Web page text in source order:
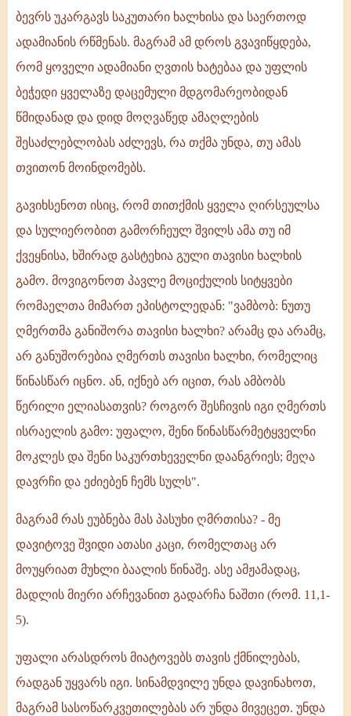
ბევრს უკარგავს საკუთარი ხალხისა და საერთოდ
ადამიანის რწმენას. მაგრამ ამ დროს გვავიწყდება,
რომ ყოველი ადამიანი ღვთის ხატებაა და უფლის
ბეჭედი ყველაზე დაცემული მდგომარეობიდან
წმიდანად და დიდ მოღვაწედ ამაღლების
შესაძლებლობას აძლევს, რა თქმა უნდა, თუ ამას
თვითონ მოინდომებს.
გავიხსენოთ ისიც, რომ თითქმის ყველა ღირსეულსა
და სულიერობით გამორჩეულ შვილს ამა თუ იმ
ქვეყნისა, ხშირად გასტეხია გული თავისი ხალხის
გამო. მოვიგონოთ პავლე მოციქულის სიტყვები
რომაელთა მიმართ ეპისტოლედან: "ვამბობ: ნუთუ
ღმერთმა განიშორა თავისი ხალხი? არამც და არამც,
არ განუშორებია ღმერთს თავისი ხალხი, რომელიც
წინასწარ იცნო. ან, იქნებ არ იცით, რას ამბობს
წერილი ელიასათვის? როგორ შესჩივის იგი ღმერთს
ისრაელის გამო: უფალო, შენი წინასწარმეტყველნი
მოკლეს და შენი საკურთხეველნი დაანგრიეს; მეღა
დავრჩი და ეძიებენ ჩემს სულს".
მაგრამ რას ეუბნება მას პასუხი ღმრთისა? - მე
დავიტოვე შვიდი ათასი კაცი, რომელთაც არ
მოუყრიათ მუხლი ბაალის წინაშე. ასე ამჟამადაც,
მადლის მიერი არჩევანით გადარჩა ნაშთი (რომ. 11,1-
5).
უფალი არასდროს მიატოვებს თავის ქმნილებას,
რადგან უყვარს იგი. სინამდვილე უნდა დავინახოთ,
მაგრამ სასოწარკვეთილებას არ უნდა მივეცეთ. უნდა